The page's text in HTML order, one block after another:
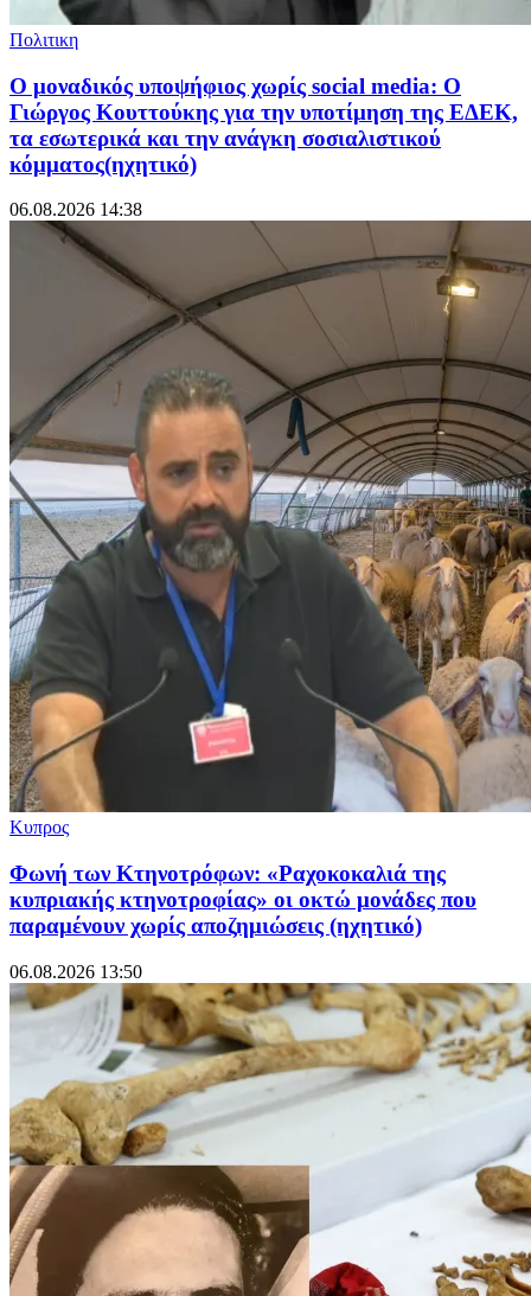
Πολιτικη
O μοναδικός υποψήφιος χωρίς social media: Ο
Γιώργος Κουττούκης για την υποτίμηση της ΕΔΕΚ,
τα εσωτερικά και την ανάγκη σοσιαλιστικού
κόμματος(ηχητικό)
06.08.2026 14:38
Κυπρος
Φωνή των Κτηνοτρόφων: «Ραχοκοκαλιά της
κυπριακής κτηνοτροφίας» οι οκτώ μονάδες που
παραμένουν χωρίς αποζημιώσεις (ηχητικό)
06.08.2026 13:50